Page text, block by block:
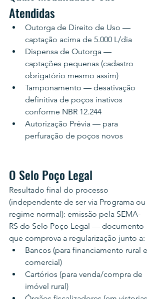
Atendidas
Outorga de Direito de Uso —
captação acima de 5.000 L/dia
Dispensa de Outorga —
captações pequenas (cadastro
obrigatório mesmo assim)
Tamponamento — desativação
definitiva de poços inativos
conforme NBR 12.244
Autorização Prévia — para
perfuração de poços novos
O Selo Poço Legal
Resultado final do processo
(independente de ser via Programa ou
regime normal): emissão pela SEMA-
RS do Selo Poço Legal — documento
que comprova a regularização junto a:
Bancos (para financiamento rural e
comercial)
Cartórios (para venda/compra de
imóvel rural)